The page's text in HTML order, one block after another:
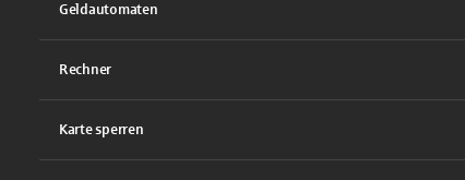
Geldautomaten
Rechner
Karte sperren